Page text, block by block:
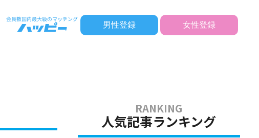
男性登録 女性登録
人気記事ランキング